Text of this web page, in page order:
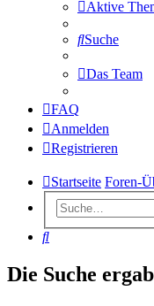
Aktive
Suche
Das Team
FAQ
Anmelden
Registrieren
Startseite Foren-
Suche
Die Suche